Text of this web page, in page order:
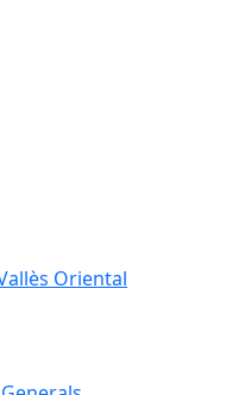
Oriental